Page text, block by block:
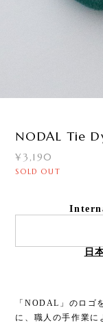
NODAL Tie
¥3,190
SOLD OUT
日
「NODAL」のロゴ
に、職人の手作業に